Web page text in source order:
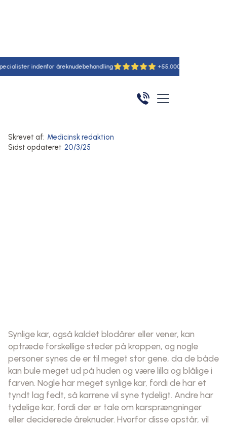
indenfor åreknudebehandling
+55.000 udførte behandlinger
Hjem/Artikler/Her
Fjernelse af synlige kar
Skrevet af: Medicinsk redaktion
Sidst opdateret 20/3/25
Synlige kar, også kaldet blodårer eller vener, kan
optræde forskellige steder på kroppen, og nogle
personer synes de er til meget stor gene, da de både
kan bule meget ud på huden og være lilla og blålige i
farven. Nogle har meget synlige kar, fordi de har et
tyndt lag fedt, så karrene vil syne tydeligt. Andre har
tydelige kar, fordi der er tale om karsprængninger
eller deciderede åreknuder. Hvorfor disse opstår, vil